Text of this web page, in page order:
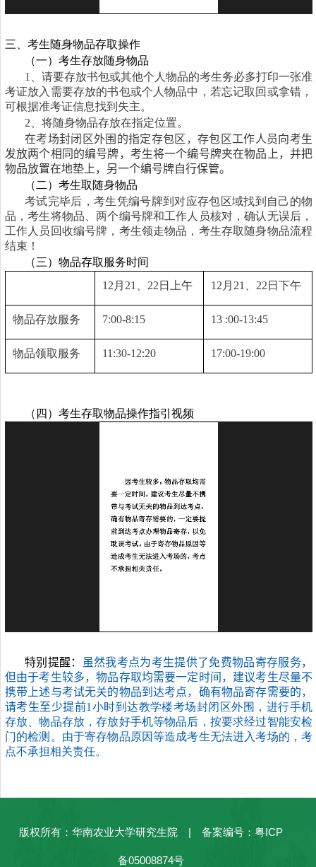
三、考生随身物品存取操作
（一）考生存放随身物品
1
、请要存放书包或其他个人物品的考生务必多打印一张准
考证放入需要存放的书包或个人物品中，若忘记取回或拿错，
可根据准考证信息找到失主。
2 、将随身物品存放在指定位置。
在考场封闭区外围的指定存包区，存包区工作人员向考⽣
发放两个相同的编号牌，考⽣将一个编号牌夹在物品上，并把
物品放置在地垫上，另一个编号牌自行保管。
（二）考生取随身物品
考试完毕后，考生凭编号牌到对应存包区域找到自己的物
品，考生将物品、两个编号牌和工作人员核对，确认无误后，
工作人员回收编号牌，考生领走物品，考生存取随身物品流程
结束！
（三）物品存取服务时间
12 月 21 22 日上午 12 月 21 22 日下午
物品存放服务 7:00-8:15 13 :00-13:45
物品领取服务 11:30-12:20 17:00-19:00
（四）考生存取物品操作指引视频
特别提醒：
虽然我考点为考生提供了免费物品寄存服务，
但由于考生较多，物品存取均需要一定时间，建议考生尽量不
携带上述与考试无关的物品到达考点，确有物品寄存需要的，
请考生至少提前1小时到达教学楼考场封闭区外围，进行手机
存放、物品存放，存放好手机等物品后，按要求经过智能安检
门的检测。由于寄存物品原因等造成考生无法进入考场的，考
点不承担相关责任。
版权所有：华南农业大学研究生院 | 备案编号：粤ICP
备05008874号